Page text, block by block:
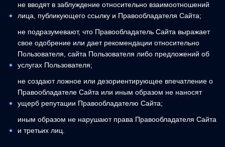
не вводят в заблуждение относительно взаимоотношений
лица, публикующего ссылку и Правообладателя Сайта;
не подразумевают, что Правообладатель Сайта выражает
свое одобрение или дает рекомендации относительно
Пользователя, сайта Пользователя либо предложений об
услугах Пользователя;
не создают ложное или дезориентирующее впечатление о
Правообладателе Сайта или иным образом не наносят
ущерб репутации Правообладателю Сайта;
иным образом не нарушают права Правообладателя Сайта
и третьих лиц.